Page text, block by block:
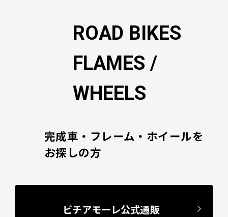
ROAD BIKES
FLAMES /
WHEELS
完成車・フレーム・ホイールを
お探しの方
ビチアモーレ公式通販